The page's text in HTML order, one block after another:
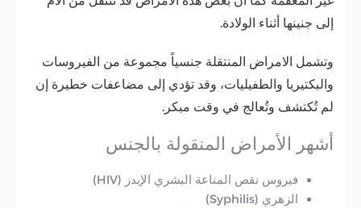
إلى جنينها أثناء الولادة.
وتشمل الامراض المنتقلة جنسياً مجموعة من الفيروسات
والبكتيريا والطفيليات، وقد تؤدي إلى مضاعفات خطيرة إن
لم تُكتشف وتُعالج في وقت مبكر.
أشهر الأمراض المنقولة بالجنس
فيروس نقص المناعة البشري الإيدز (HIV)
الزهري (Syphilis)